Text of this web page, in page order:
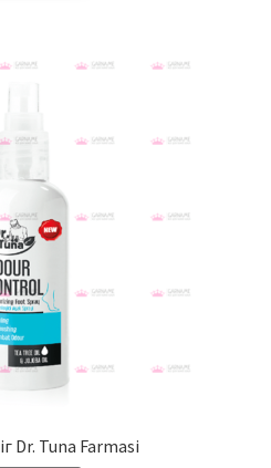
Dr. Tuna Farmasi